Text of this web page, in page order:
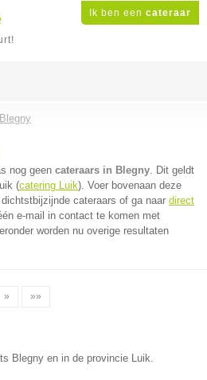
Ik ben een cateraar
Blegny
nog geen cateraars in Blegny. Dit geldt
(catering Luik). Voer bovenaan deze
cateraars of ga naar direct
e-mail in contact te komen met
worden nu overige resultaten
» »»
Blegny en in de provincie Luik.